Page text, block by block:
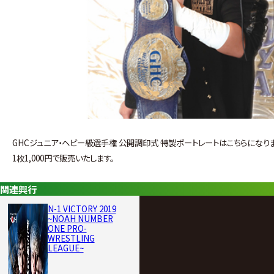
GHCジュニア・ヘビー級選手権 公開調印式 特製ポートレートはこちらになり
1枚1,000円で販売いたします。
関連興行
N-1 VICTORY 2019
~NOAH NUMBER
ONE PRO-
WRESTLING
LEAGUE~